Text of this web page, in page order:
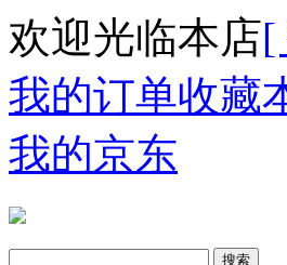
欢迎光临本店[
我的订单收藏
我的京东